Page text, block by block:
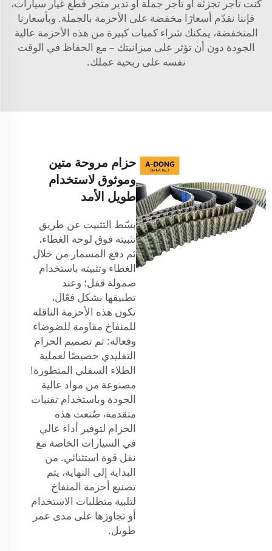
كنت تاجر تجزئة أو تاجر جملة أو تدير متجر قطع غيار سيارات،
فإننا نقدّم أسعارًا مخفضة على الأحزمة بالجملة. وبأسعارنا
المنخفضة، يمكنك شراء كميات كبيرة من هذه الأحزمة عالية
الجودة دون أن تؤثر على ميزانيتك – مع الحفاظ في الوقت
نفسه على ربحية عملك.
حزام مروحة متين
وموثوق لاستخدام
طويل الأمد
بسّط التثبيت عن طريق
تثبيته فوق لوحة الغطاء،
ثم دفع المسمار من خلال
الغطاء وتثبيته باستخدام
صمولة قفل؛ وعند
تطبيقها بشكل فعّال،
تكون هذه الأحزمة الناقلة
للمنفاخ مقاومة للضوضاء
وفعالة: تم تصميم الحزام
التقليدي خصيصًا لعملية
الطلاء السفلي المتطورة!
مصنوعة من مواد عالية
الجودة وباستخدام تقنيات
متقدمة، صُنعت هذه
الحزام لتوفير أداء عالي
في السيارات الخاصة مع
نقل قوة استثنائي. من
البداية إلى النهاية، يتم
تصنيع أحزمة المنفاخ
لتلبية متطلبات الاستخدام
أو تجاوزها على مدى عمر
طويل.